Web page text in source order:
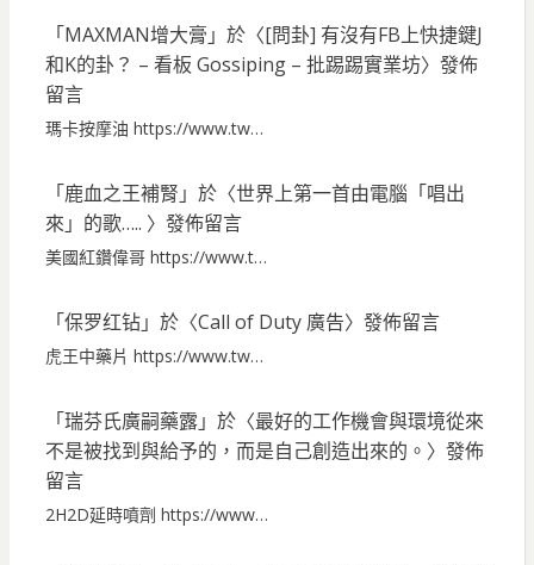
「MAXMAN增大膏 」於〈[問卦] 有沒有FB上快捷鍵J
和K的卦？ – 看板 Gossiping – 批踢踢實業坊〉發佈
留言
瑪卡按摩油 https://www.tw…
「鹿血之王補腎 」於〈世界上第一首由電腦「唱出
來」的歌….. 〉發佈留言
美國紅鑽偉哥 https://www.t…
「保罗红钻」於〈Call of Duty 廣告〉發佈留言
虎王中藥片 https://www.tw…
「瑞芬氏廣嗣藥露」於〈最好的工作機會與環境從來
不是被找到與給予的，而是自己創造出來的。 〉發佈
留言
2H2D延時噴劑 https://www…